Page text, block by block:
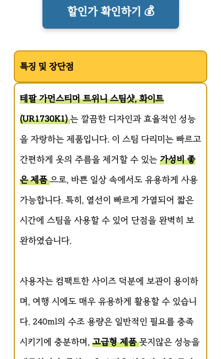
할인가 확인하기 💰
특징 및 장단점
테팔 가먼스티머 트위니 스팀샷, 화이트
(UR1730K1)는 깔끔한 디자인과 효율적인 성능
을 자랑하는 제품입니다. 이 스팀 다리미는 빠르고
간편하게 옷의 주름을 제거할 수 있는 가성비 좋
은 제품으로, 바쁜 일상 속에서도 유용하게 사용
가능합니다. 특히, 열선이 빠르게 가열되어 짧은
시간에 스팀을 사용할 수 있어 단점을 완벽히 보
완하였습니다.
사용자는 컴팩트한 사이즈 덕분에 보관이 용이하
며, 여행 시에도 매우 유용하게 활용할 수 있습니
다. 240ml의 수조 용량은 일반적인 필요를 충족
시키기에 충분하며, 고급형 제품못지않은 성능을